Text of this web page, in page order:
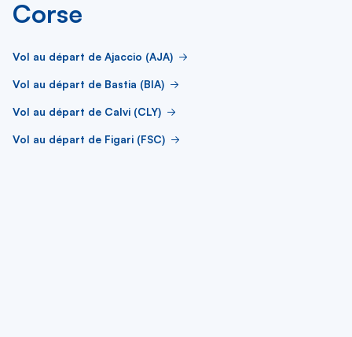
Corse
Vol au départ de Ajaccio (AJA)
Vol au départ de Bastia (BIA)
Vol au départ de Calvi (CLY)
Vol au départ de Figari (FSC)